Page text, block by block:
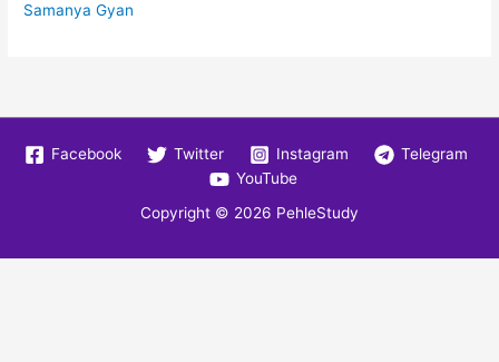
Samanya Gyan
Facebook Twitter Instagram
Telegram
YouTube
Copyright © 2026 PehleStudy